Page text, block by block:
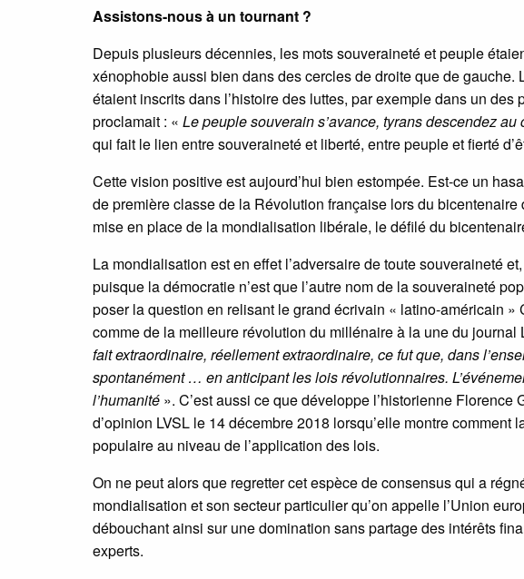
Assistons-nous à un tournant ?
Depuis plusieurs décennies, les mots souveraineté et peuple
xénophobie aussi bien dans des cercles de droite que de gauche.
étaient inscrits dans l’histoire des luttes, par exemple dans un
proclamait : « Le peuple souverain s’avance, tyrans descendez au
qui fait le lien entre souveraineté et liberté, entre peuple et fierté
Cette vision positive est aujourd’hui bien estompée. Est-ce un
de première classe de la Révolution française lors du
mise en place de la mondialisation libérale, le défilé du
La mondialisation est en effet l’adversaire de toute souveraineté
puisque la démocratie n’est que l’autre nom de la souveraineté
poser la question en relisant le grand écrivain « latino-américain
comme de la meilleure révolution du millénaire à la une du journal
fait extraordinaire, réellement extraordinaire, ce fut que, dans
spontanément … en anticipant les lois révolutionnaires.
l’humanité ». C’est aussi ce que développe l’historienne
d’opinion LVSL le 14 décembre 2018 lorsqu’elle montre
populaire au niveau de l’application des lois.
On ne peut alors que regretter cet espèce de consensus qui a
mondialisation et son secteur particulier qu’on appelle l’Union
débouchant ainsi sur une domination sans partage des intérêts
experts.